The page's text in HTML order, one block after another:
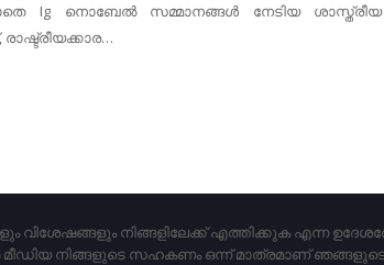
Ig നൊബേൽ സമ്മാനങ്ങൾ നേടിയ ശാസ്ത്രീയ
വിശേഷങ്ങളും നിങ്ങളിലേക്ക് എത്തിക്കുക എന്ന
മീഡിയ നിങ്ങളുടെ സഹകണം ഒന്ന് മാത്രമാണ്